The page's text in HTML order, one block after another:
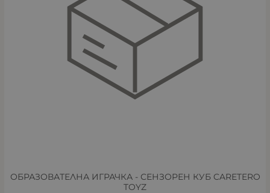
ОБРАЗОВАТЕЛНА ИГРАЧКА - СЕНЗОРЕН КУБ CARETERO
TOYZ